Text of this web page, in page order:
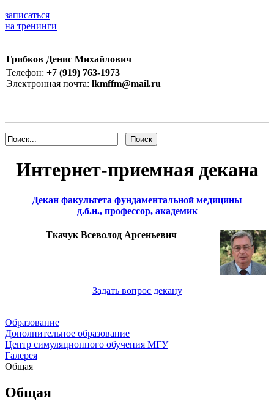
записаться
на тренинги
Грибков Денис Михайлович
Телефон: +7 (919) 763-1973
Электронная почта: lkmffm@mail.ru
Интернет-приемная декана
Декан факультета фундаментальной медицины
д.б.н., профессор, академик
Ткачук Всеволод Арсеньевич
Задать вопрос декану
Образование
Дополнительное образование
Центр симуляционного обучения МГУ
Галерея
Общая
Общая